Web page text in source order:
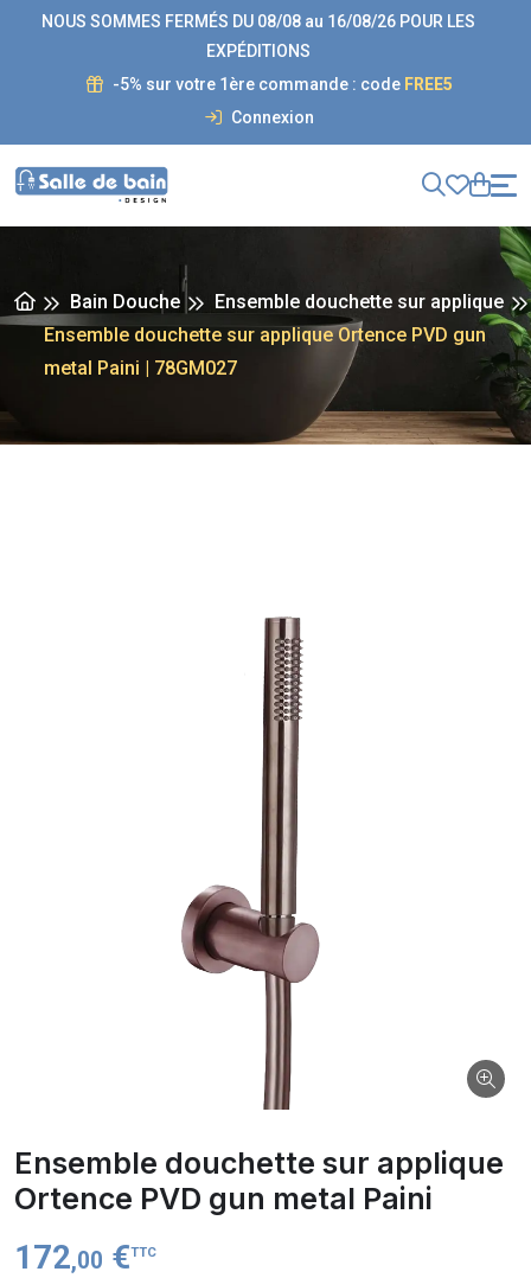
NOUS SOMMES FERMÉS DU 08/08 au 16/08/26 POUR LES
EXPÉDITIONS
-5% sur votre 1ère commande : code FREE5
Connexion
Bain Douche
Ensemble douchette sur applique
Ensemble douchette sur applique Ortence PVD gun
metal Paini | 78GM027
Ensemble douchette sur applique
Ortence PVD gun metal Paini
172,00 €TTC